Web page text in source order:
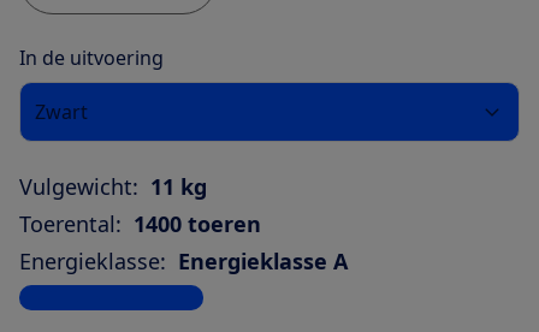
In de uitvoering
Zwart
Vulgewicht: 11 kg
Toerental: 1400 toeren
Energieklasse: Energieklasse A
Bekijk alle specificaties